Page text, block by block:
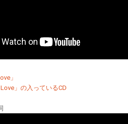
」
Love」の入っているCD